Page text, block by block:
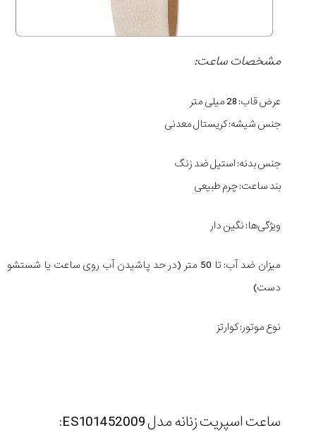
مشخصات ساعت:
عرض قاب: 28 میلی متر
جنس شیشه: کریستال معدنی
جنس بدنه: استیل ضد زنگ
بند ساعت: چرم طبیعی
ویژگی‌ها: نگین دار
میزان ضد آب: تا 50 متر (در حد پاشیدن آب روی ساعت یا شستشو
دست)
نوع موتور: کوارتز
ساعت اسپریت زنانه مدل ES101452009: